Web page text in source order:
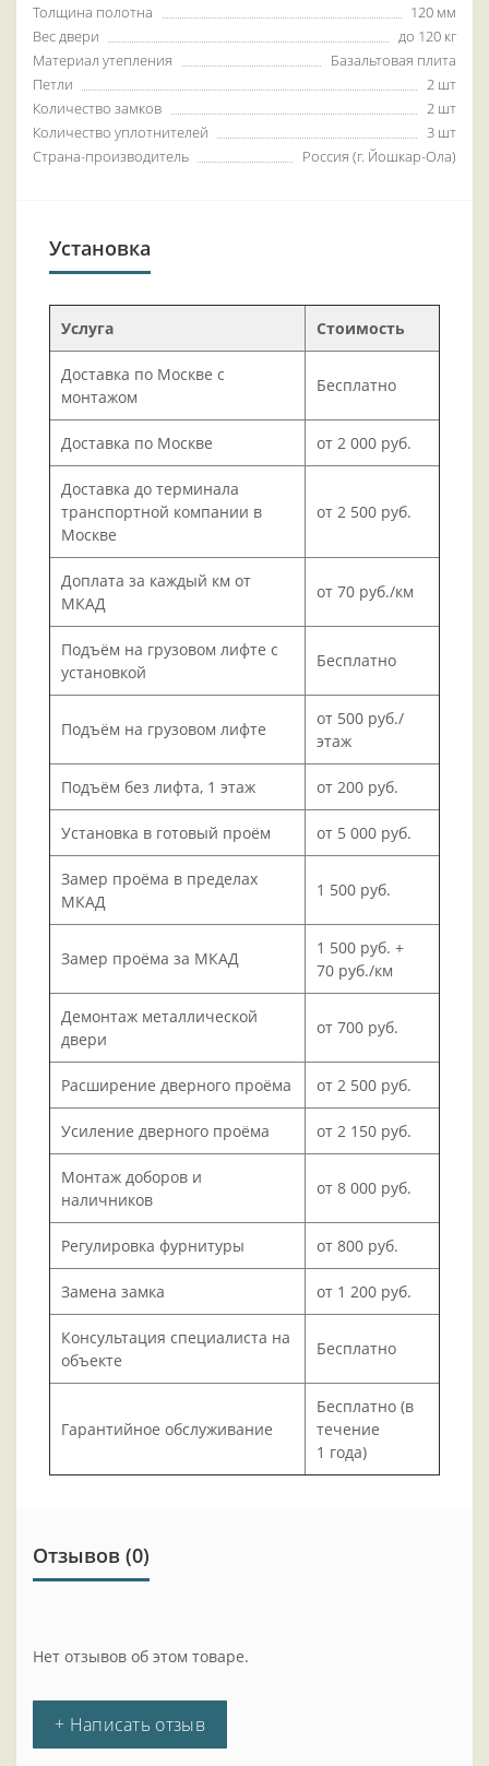
Толщина полотна
120 мм
Вес двери
до 120 кг
Материал утепления
Базальтовая плита
Петли
2 шт
Количество замков
2 шт
Количество уплотнителей
3 шт
Страна-производитель
Россия (г. Йошкар-Ола)
Установка
Услуга Стоимость
Доставка по Москве с
монтажом
Бесплатно
Доставка по Москве от 2 000 руб.
Доставка до терминала
транспортной компании в
Москве
от 2 500 руб.
Доплата за каждый км от
МКАД
от 70 руб./км
Подъём на грузовом лифте с
установкой
Бесплатно
Подъём на грузовом лифте
от 500 руб./
этаж
Подъём без лифта, 1 этаж от 200 руб.
Установка в готовый проём от 5 000 руб.
Замер проёма в пределах
МКАД
1 500 руб.
Замер проёма за МКАД
1 500 руб. +
70 руб./км
Демонтаж металлической
двери
от 700 руб.
Расширение дверного проёма от 2 500 руб.
Усиление дверного проёма от 2 150 руб.
Монтаж доборов и
наличников
от 8 000 руб.
Регулировка фурнитуры от 800 руб.
Замена замка от 1 200 руб.
Консультация специалиста на
объекте
Бесплатно
Гарантийное обслуживание
Бесплатно (в
течение
1 года)
Отзывов (0)
Нет отзывов об этом товаре.
+ Написать отзыв